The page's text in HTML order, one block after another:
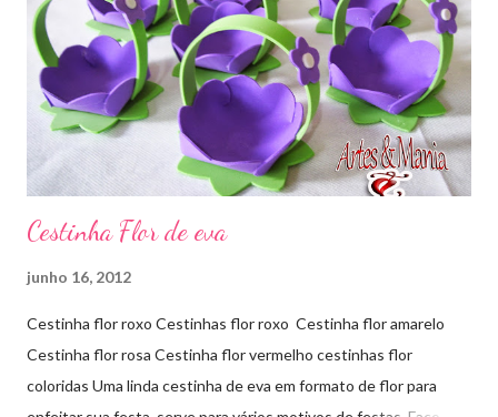
Cestinha Flor de eva
junho 16, 2012
Cestinha flor roxo Cestinhas flor roxo Cestinha flor amarelo
Cestinha flor rosa Cestinha flor vermelho cestinhas flor
coloridas Uma linda cestinha de eva em formato de flor para